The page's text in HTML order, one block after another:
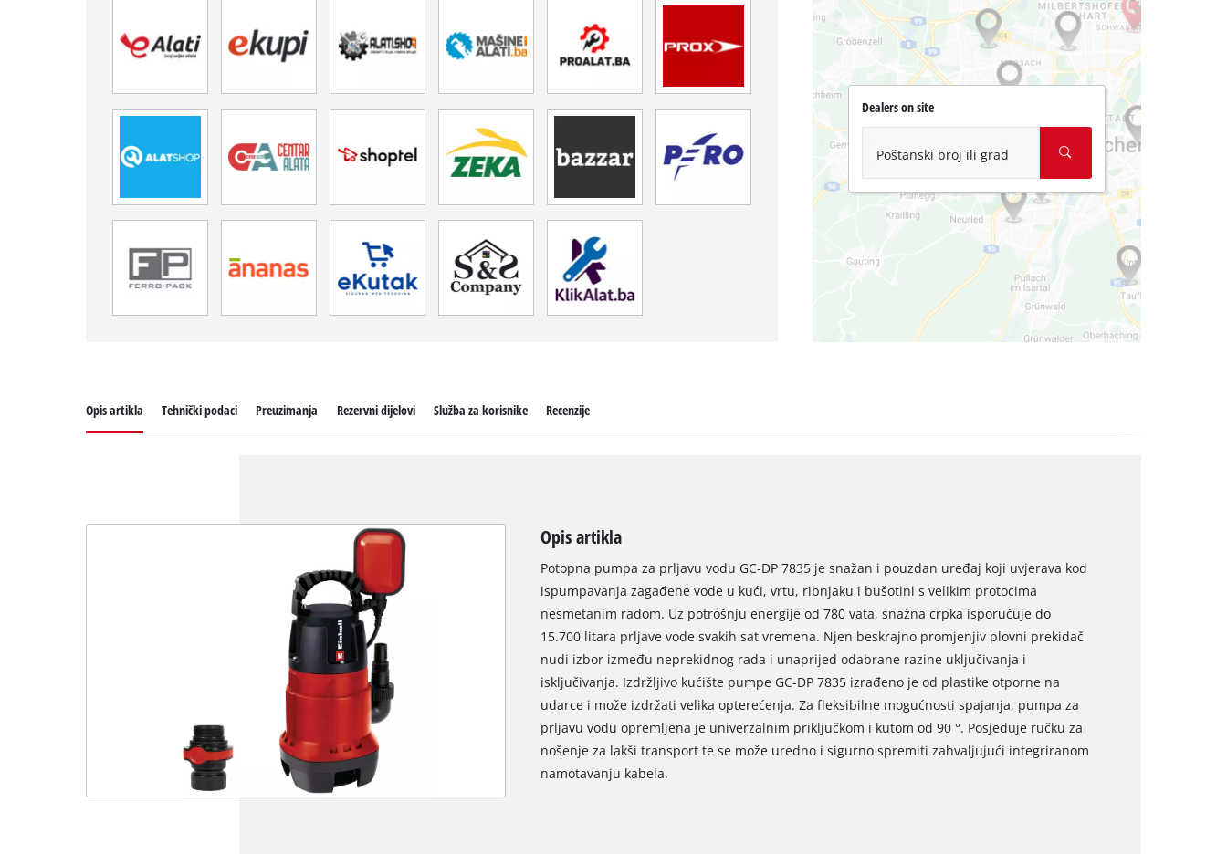
Dealers on site
Poštanski broj ili grad
Opis artikla Tehnički podaci Preuzimanja Rezervni dijelovi Služba za korisnike Recenzije
Opis artikla
Potopna pumpa za prljavu vodu GC-DP 7835 je snažan i pouzdan uređaj koji uvjerava kod
ispumpavanja zagađene vode u kući, vrtu, ribnjaku i bušotini s velikim protocima
nesmetanim radom. Uz potrošnju energije od 780 vata, snažna crpka isporučuje do
15.700 litara prljave vode svakih sat vremena. Njen beskrajno promjenjiv plovni prekidač
nudi izbor između neprekidnog rada i unaprijed odabrane razine uključivanja i
isključivanja. Izdržljivo kućište pumpe GC-DP 7835 izrađeno je od plastike otporne na
udarce i može izdržati velika opterećenja. Za fleksibilne mogućnosti spajanja, pumpa za
prljavu vodu opremljena je univerzalnim priključkom i kutom od 90 °. Posjeduje ručku za
nošenje za lakši transport te se može uredno i sigurno spremiti zahvaljujući integriranom
namotavanju kabela.